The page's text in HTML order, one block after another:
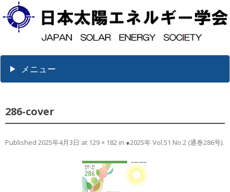
メニュー
286-cover
Published 2025年4月3日 at 129 × 182 in ●2025年 Vol.51 No.2 (通巻286号).